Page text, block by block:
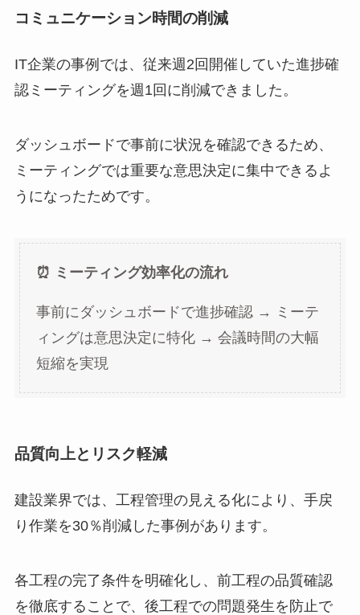
コミュニケーション時間の削減
IT企業の事例では、従来週2回開催していた進捗確
認ミーティングを週1回に削減できました。
ダッシュボードで事前に状況を確認できるため、
ミーティングでは重要な意思決定に集中できるよ
うになったためです。
⏰ ミーティング効率化の流れ
事前にダッシュボードで進捗確認 → ミーテ
ィングは意思決定に特化 → 会議時間の大幅
短縮を実現
品質向上とリスク軽減
建設業界では、工程管理の見える化により、手戻
り作業を30％削減した事例があります。
各工程の完了条件を明確化し、前工程の品質確認
を徹底することで、後工程での問題発生を防止で